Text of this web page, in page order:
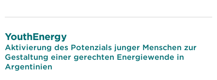
YouthEnergy
Aktivierung des Potenzials junger Menschen zur
Gestaltung einer gerechten Energiewende in
Argentinien